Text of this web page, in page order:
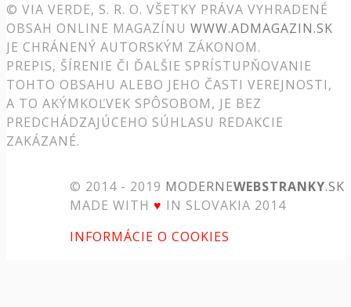
© VIA VERDE, S. R. O. VŠETKY PRÁVA VYHRADENÉ
OBSAH ONLINE MAGAZÍNU WWW.ADMAGAZIN.SK
JE CHRÁNENÝ AUTORSKÝM ZÁKONOM.
PREPIS, ŠÍRENIE ČI ĎALŠIE SPRÍSTUPŇOVANIE
TOHTO OBSAHU ALEBO JEHO ČASTI VEREJNOSTI,
A TO AKÝMKOĽVEK SPÔSOBOM, JE BEZ
PREDCHÁDZAJÚCEHO SÚHLASU REDAKCIE
ZAKÁZANÉ.
© 2014 - 2019 MODERNEWEBSTRANKY.SK
MADE WITH ♥ IN SLOVAKIA 2014
INFORMÁCIE O COOKIES